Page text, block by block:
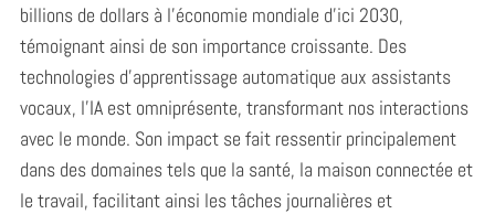
billions de dollars à l’économie mondiale d’ici 2030,
témoignant ainsi de son importance croissante. Des
technologies d’apprentissage automatique aux assistants
vocaux, l’IA est omniprésente, transformant nos interactions
avec le monde. Son impact se fait ressentir principalement
dans des domaines tels que la santé, la maison connectée et
le travail, facilitant ainsi les tâches journalières et